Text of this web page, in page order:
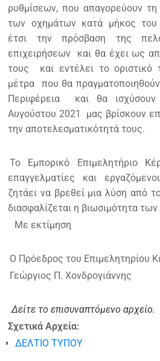
ρυθμίσεων, που απαγορεύουν
των οχημάτων κατά μήκος του
έτσι την πρόσβαση της
επιχειρήσεων και θα έχει ως
τους και εντέλει το οριστικό
μέτρα που θα
Περιφέρεια και θα
Αυγούστου 2021 μας βρίσκουν
την αποτελεσματικότητά τους.
Το Εμπορικό Επιμελητήριο
επαγγελματίες και
ζητάει να βρεθεί μια λύση από
διασφαλίζεται η βιωσιμότητα
Με εκτίμηση
Ο Πρόεδρος του Επιμελητηρίου
Γεώργιος Π. Χονδρογιάννης
Δείτε το επισυναπτόμενο αρχείο.
Σχετικά Αρχεία:
ΔΕΛΤΙΟ ΤΥΠΟΥ